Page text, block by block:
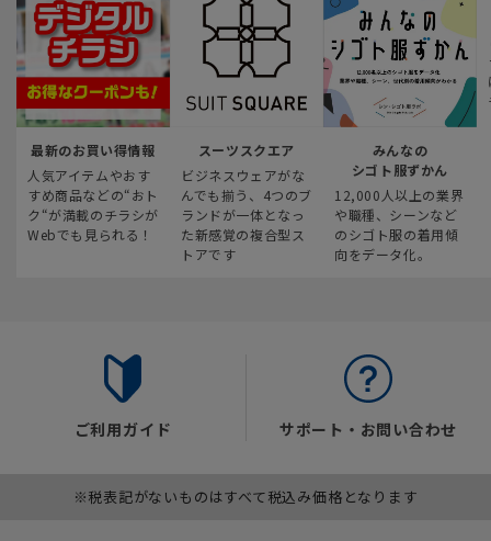
最新のお買い得情報
人気アイテムやおす
すめ商品などの“おト
ク“が満載のチラシが
Webでも見られる！
スーツスクエア
ビジネスウェアがな
んでも揃う、4つのブ
ランドが一体となっ
た新感覚の複合型ス
トアです
みんなの
シゴト服ずかん
12,000人以上の業界
や職種、シーンなど
のシゴト服の着用傾
向をデータ化。
ご利用ガイド サポート・お問い合わせ
※税表記がないものはすべて税込み価格となります